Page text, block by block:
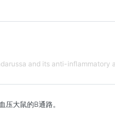
and its anti-inflammatory
大鼠的B通路。